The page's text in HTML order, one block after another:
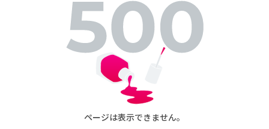
ページは表示できません。